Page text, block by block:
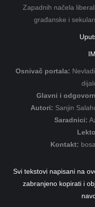
Zapadnih načela
građanske i
Osnivač portala:
Glavni i
Autori: Sanjin
Saradnici:
Kontakt:
Svi tekstovi napisani na
zabranjeno kopirati i